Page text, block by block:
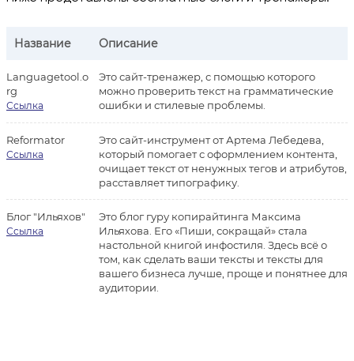
Название Описание
Languagetool.o
rg
Ссылка
Это сайт-тренажер, с помощью которого
можно проверить текст на грамматические
ошибки и стилевые проблемы.
Reformator
Ссылка
Это сайт-инструмент от Артема Лебедева,
который помогает с оформлением контента,
очищает текст от ненужных тегов и атрибутов,
расставляет типографику.
Блог "Ильяхов"
Ссылка
Это блог гуру копирайтинга Максима
Ильяхова. Его «Пиши, сокращай» стала
настольной книгой инфостиля. Здесь всё о
том, как сделать ваши тексты и тексты для
вашего бизнеса лучше, проще и понятнее для
аудитории.